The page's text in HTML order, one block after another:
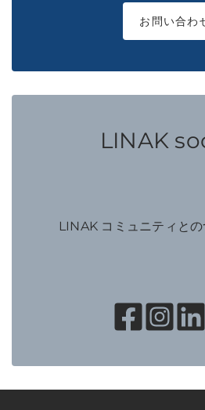
お問い合わ
LINAK
LINAK コミュニティと